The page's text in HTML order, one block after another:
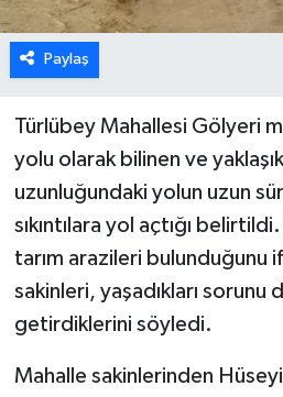
Paylaş
Türlübey Mahallesi Gölyeri
yolu olarak bilinen ve
uzunluğundaki yolun uzun
sıkıntılara yol açtığı
tarım arazileri bulunduğunu
sakinleri, yaşadıkları sorunu
getirdiklerini söyledi.
Mahalle sakinlerinden